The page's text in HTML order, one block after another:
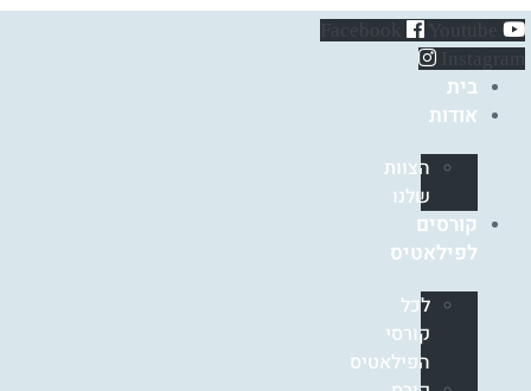
בית
אודות
הצוות
שלנו
קורסים
לפילאטיס
לכל
קורסי
הפילאטיס